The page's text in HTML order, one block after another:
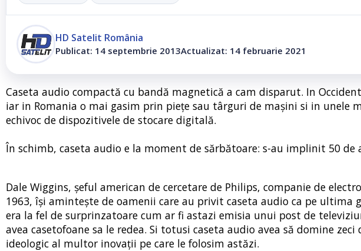
HD Satelit România
Publicat: 14 septembrie 2013Actualizat: 14 februarie 2021
Caseta audio compactă cu bandă magnetică a cam disparut. In
iar in Romania o mai gasim prin piețe sau târguri de mașini si in unele
echivoc de dispozitivele de stocare digitală.
În schimb, caseta audio e la moment de sărbătoare: s-au implinit 50 de
Dale Wiggins, șeful american de cercetare de Philips, companie de
1963, își amintește de oamenii care au privit caseta audio ca pe ultima
era la fel de surprinzatoare cum ar fi astazi emisia unui post de
avea casetofoane sa le redea. Si totusi caseta audio avea să domine
ideologic al multor inovații pe care le folosim astăzi.